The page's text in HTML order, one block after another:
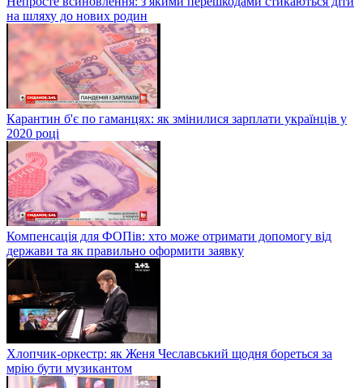
на шляху до нових родин
Карантин б'є по гаманцях: як змінилися зарплати українців у
2020 році
Компенсація для ФОПів: хто може отримати допомогу від
держави та як правильно оформити заявку
Хлопчик-оркестр: як Женя Чеславський щодня бореться за
мрію бути музикантом